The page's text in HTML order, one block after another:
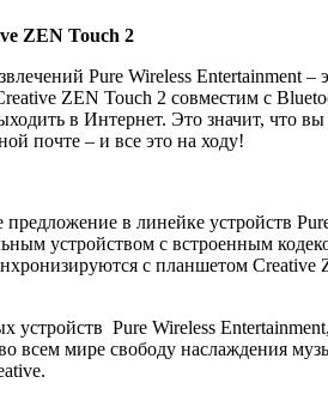
ZEN Touch 2
Pure Wireless
ZEN Touch 2 совместим с
в Интернет. Это значит,
почте – и все это на ходу!
предложение в линейке устройств
устройством с встроенным
с планшетом
устройств Pure Wireless
всем мире свободу наслаждения